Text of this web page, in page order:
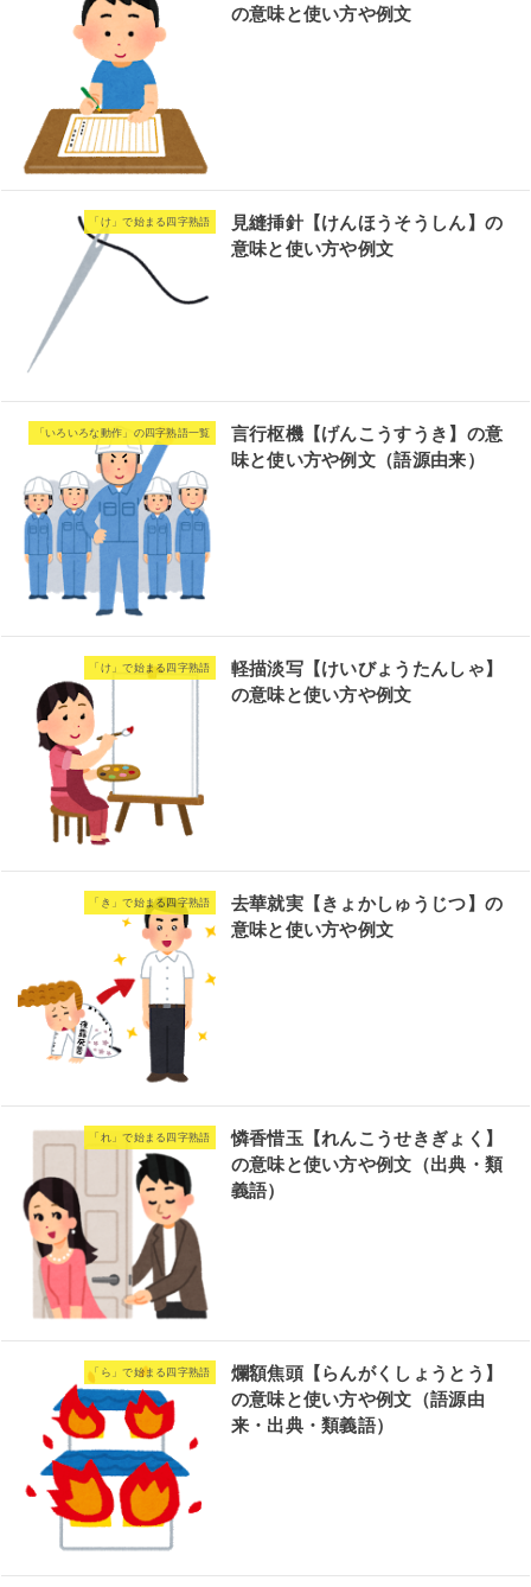
の意味と使い方や例文
「け」で始まる四字熟語
見縫挿針【けんほうそうしん】の
意味と使い方や例文
「いろいろな動作」の四字熟語一覧
言行枢機【げんこうすうき】の意
味と使い方や例文（語源由来）
「け」で始まる四字熟語
軽描淡写【けいびょうたんしゃ】
の意味と使い方や例文
「き」で始まる四字熟語
去華就実【きょかしゅうじつ】の
意味と使い方や例文
「れ」で始まる四字熟語
憐香惜玉【れんこうせきぎょく】
の意味と使い方や例文（出典・類
義語）
「ら」で始まる四字熟語
爛額焦頭【らんがくしょうとう】
の意味と使い方や例文（語源由
来・出典・類義語）